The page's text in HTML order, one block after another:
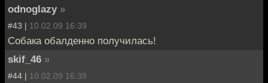
odnoglazy »
#43 | 10.02.09 16:39
Собака обалденно получилась!
skif_46 »
#44 | 10.02.09 16:39